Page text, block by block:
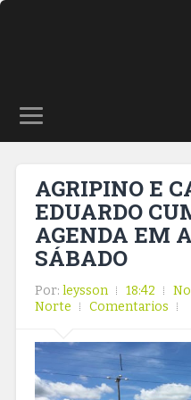
AGRIPINO E
EDUARDO
AGENDA EM
SÁBADO
Por: leysson 18:42
Norte
Comentarios